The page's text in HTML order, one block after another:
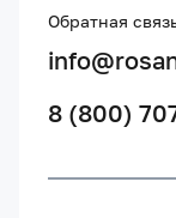
Обратная
8 (800)